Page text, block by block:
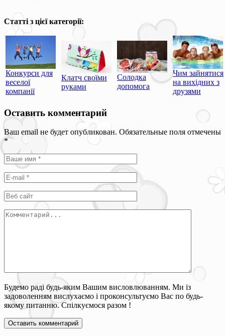
Статті з цієї категорії:
Конкурси для
веселої
компанії
Клатч своїми
руками
Солодка
допомога
Чим зайнятися
на вихідних з
друзями
Оставить комментарий
Ваш email не будет опубликован. Обязательные поля отмечены
*
Будемо раді будь-яким Вашим висловлюванням. Ми із
задоволенням вислухаємо і проконсультуємо Вас по будь-
якому питанню. Спілкуємося разом !